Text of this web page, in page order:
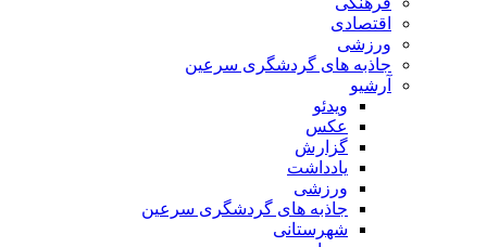
اقتصادی
ورزشی
جاذبه های گردشگری سرعین
آرشیو
ویدئو
عکس
گزارش
یادداشت
ورزشی
جاذبه های گردشگری سرعین
شهرستانی